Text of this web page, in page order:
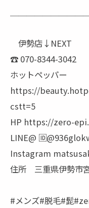
伊勢店↓NEXT
☎︎ 070-8344-3042
ホットペッパー
https://
cstt=5
HP https://zero-
LINE@
Instagram
住所 三重県伊勢市
#メンズ#脱毛#髭